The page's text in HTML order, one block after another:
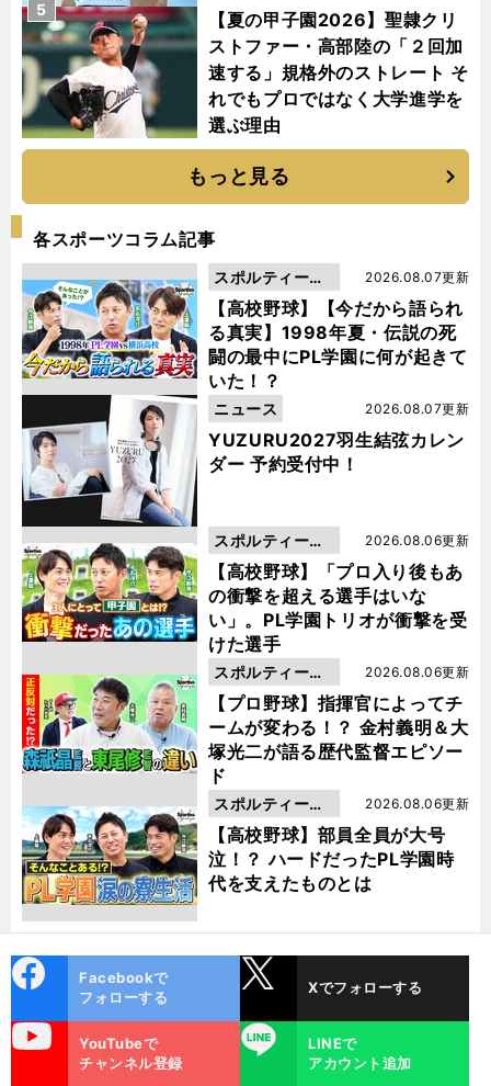
【夏の甲子園2026】聖隷クリ
ストファー・高部陸の「２回加
速する」規格外のストレート そ
れでもプロではなく大学進学を
選ぶ理由
5
もっと見る
各スポーツコラム記事
【高校野球】【今だから語られ
る真実】1998年夏・伝説の死
闘の最中にPL学園に何が起きて
いた！？
2026.08.07更新
スポルティーバ
動画
YUZURU2027羽生結弦カレン
ダー 予約受付中！
2026.08.07更新
ニュース
【高校野球】「プロ入り後もあ
の衝撃を超える選手はいな
い」。PL学園トリオが衝撃を受
けた選手
2026.08.06更新
スポルティーバ
動画
【プロ野球】指揮官によってチ
ームが変わる！？ 金村義明＆大
塚光二が語る歴代監督エピソー
ド
2026.08.06更新
スポルティーバ
動画
【高校野球】部員全員が大号
泣！？ ハードだったPL学園時
代を支えたものとは
2026.08.06更新
スポルティーバ
動画
ok
Facebookで
フォローする
Xでフォローする
YouTubeで
チャンネル登録
LINE
LINEで
アカウント追加